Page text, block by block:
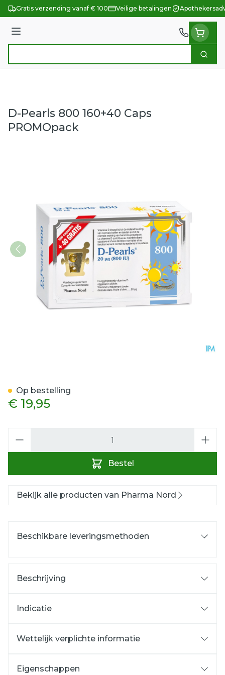
Ga naar de inhoud
Gratis verzending vanaf € 100 Veilige betalingen
Menu
Zoek
D-Pearls 800 160+40 Caps
PROMOpack
€ 19,95
Bestel
Op bestelling
Bekijk alle producten van Pharma Nord
Beschikbare leveringsmethoden
Beschrijving
Indicatie
Wettelijk verplichte informatie
Eigenschappen